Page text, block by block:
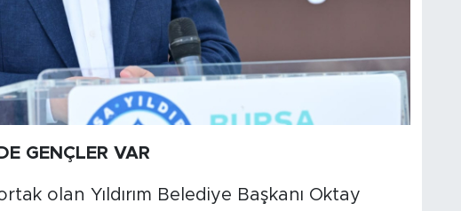
GENÇLER VAR
olan Yıldırım Belediye Başkanı Oktay